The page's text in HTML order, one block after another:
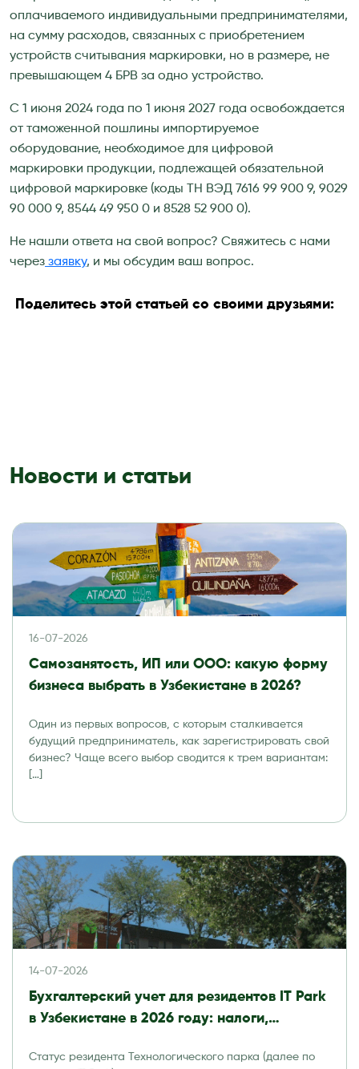
оплачиваемого индивидуальными предпринимателями,
на сумму расходов, связанных с приобретением
устройств считывания маркировки, но в размере, не
превышающем 4 БРВ за одно устройство.
С 1 июня 2024 года по 1 июня 2027 года освобождается
от таможенной пошлины импортируемое
оборудование, необходимое для цифровой
маркировки продукции, подлежащей обязательной
цифровой маркировке (коды ТН ВЭД 7616 99 900 9, 9029
90 000 9, 8544 49 950 0 и 8528 52 900 0).
Не нашли ответа на свой вопрос? Свяжитесь с нами
через заявку, и мы обсудим ваш вопрос.
Поделитесь этой статьей со своими друзьями:
Новости и статьи
16-07-2026
Самозанятость, ИП или ООО: какую форму
бизнеса выбрать в Узбекистане в 2026?
Один из первых вопросов, с которым сталкивается
будущий предприниматель, как зарегистрировать свой
бизнес? Чаще всего выбор сводится к трем вариантам:
[…]
14-07-2026
Бухгалтерский учет для резидентов IT Park
в Узбекистане в 2026 году: налоги,
Статус резидента Технологического парка (далее по